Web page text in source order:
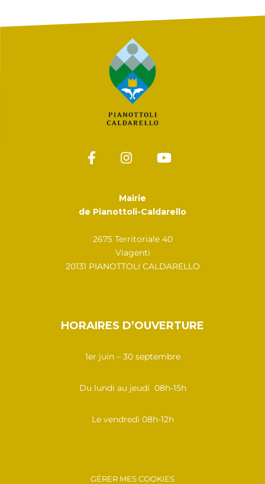
Mairie
de Pianottoli-Caldarello
2675 Territoriale 40
Viagenti
20131 PIANOTTOLI CALDARELLO
HORAIRES D’OUVERTURE
1er juin – 30 septembre
Du lundi au jeudi 08h-15h
Le vendredi 08h-12h
GÉRER MES COOKIES